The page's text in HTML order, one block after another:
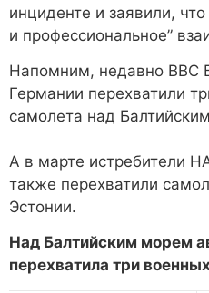
инциденте и заявили,
и профессиональное”
Напомним, недавно ВВС
Германии перехватили
самолета над
А в марте истребители
также перехватили
Эстонии.
Над Балтийским морем
перехватила три